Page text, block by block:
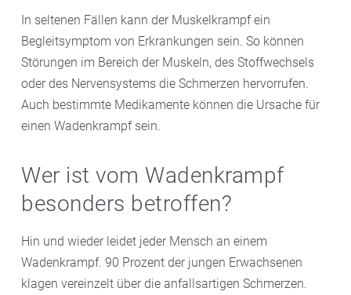
In seltenen Fällen kann der Muskelkrampf ein
Begleitsymptom von Erkrankungen sein. So können
Störungen im Bereich der Muskeln, des Stoffwechsels
oder des Nervensystems die Schmerzen hervorrufen.
Auch bestimmte Medikamente können die Ursache für
einen Wadenkrampf sein.
Wer ist vom Wadenkrampf
besonders betroffen?
Hin und wieder leidet jeder Mensch an einem
Wadenkrampf. 90 Prozent der jungen Erwachsenen
klagen vereinzelt über die anfallsartigen Schmerzen.